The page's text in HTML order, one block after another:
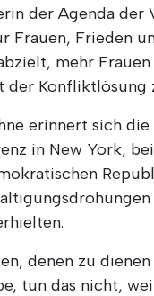
der Agenda der
Frauen, Frieden
mehr
Konfliktlösung
erinnert sich die
in New York,
denen zu
tun das nicht,